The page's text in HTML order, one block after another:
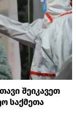
შეიკავეთ
საქმეთა